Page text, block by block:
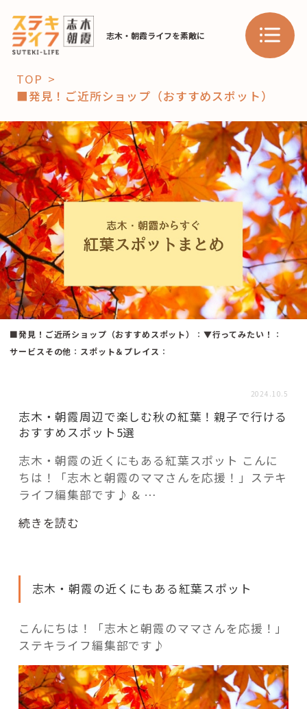
志木・朝霞ライフを素敵に
「コト」
子育て
暮らし
おすすめ
スポット 学び・教育
「場」
HAREL HAREL
活用事例
リノベ事例
「ひと」
協賛・協力店
これからの暮らし 住み替え相談
記事検索
TOP
■発見！ご近所ショップ（おすすめスポット）
■発見！ご近所ショップ（おすすめスポット） ： ▼行ってみたい！
：
サービスその他 ： スポット＆プレイス ：
2024.10.5
志木・朝霞周辺で楽しむ秋の紅葉！親子で行ける
おすすめスポット5選
志木・朝霞の近くにもある紅葉スポット こんに
ちは！「志木と朝霞のママさんを応援！」ステキ
ライフ編集部です♪ & …
“紅
美
い
季
節！
木・
朝
続きを読む
志木・朝霞の近くにもある紅葉スポット
こんにちは！「志木と朝霞のママさんを応援！」
ステキライフ編集部です♪